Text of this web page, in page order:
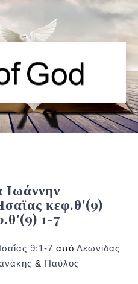
Ιωάννην
κεφ.θ'(9)
1-7
9:1-7 από Λεωνίδας
& Παύλος